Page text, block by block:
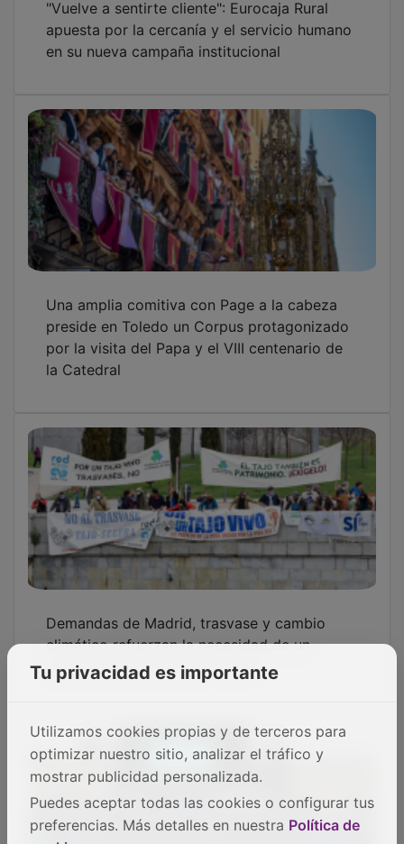
Demandas de Madrid, trasvase y cambio
climático refuerzan la necesidad de un
Eurocaja Rural celebra la gran final del
'Desafío 2026' en una jornada de
convivencia y orgullo de pertenencia
Las Cortes Regionales iluminan su fachada
Tu privacidad es importante
Utilizamos cookies propias y de terceros para
optimizar nuestro sitio, analizar el tráfico y
mostrar publicidad personalizada.
Puedes aceptar todas las cookies o configurar tus
preferencias. Más detalles en nuestra Política de